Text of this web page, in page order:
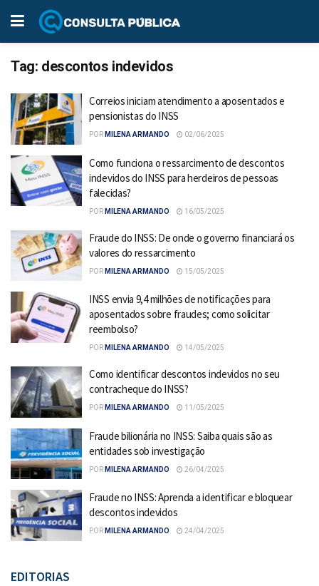
Tag: descontos indevidos
Correios iniciam atendimento a aposentados e
pensionistas do INSS
POR MILENA ARMANDO 02/06/2025
Como funciona o ressarcimento de descontos
indevidos do INSS para herdeiros de pessoas
falecidas?
POR MILENA ARMANDO 16/05/2025
Fraude do INSS: De onde o governo financiará os
valores do ressarcimento
POR MILENA ARMANDO 15/05/2025
INSS envia 9,4 milhões de notificações para
aposentados sobre fraudes; como solicitar
reembolso?
POR MILENA ARMANDO 14/05/2025
Como identificar descontos indevidos no seu
contracheque do INSS?
POR MILENA ARMANDO 11/05/2025
Fraude bilionária no INSS: Saiba quais são as
entidades sob investigação
POR MILENA ARMANDO 26/04/2025
Fraude no INSS: Aprenda a identificar e bloquear
descontos indevidos
POR MILENA ARMANDO 24/04/2025
EDITORIAS